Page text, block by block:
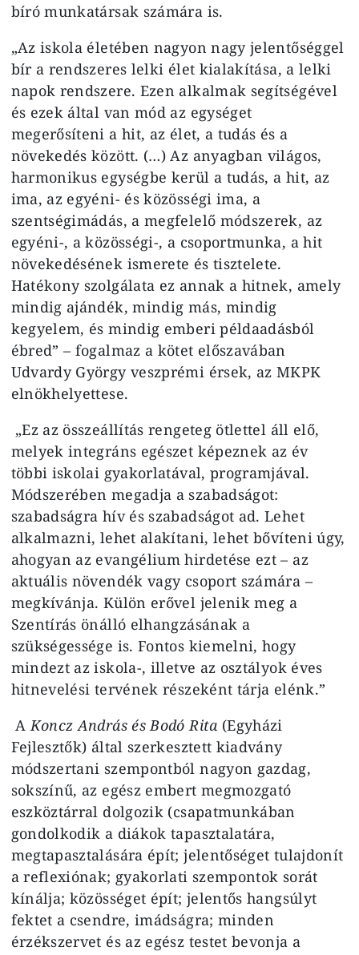
bíró munkatársak számára is.
„Az iskola életében nagyon nagy jelentőséggel
bír a rendszeres lelki élet kialakítása, a lelki
napok rendszere. Ezen alkalmak segítségével
és ezek által van mód az egységet
megerősíteni a hit, az élet, a tudás és a
növekedés között. (…) Az anyagban világos,
harmonikus egységbe kerül a tudás, a hit, az
ima, az egyéni- és közösségi ima, a
szentségimádás, a megfelelő módszerek, az
egyéni-, a közösségi-, a csoportmunka, a hit
növekedésének ismerete és tisztelete.
Hatékony szolgálata ez annak a hitnek, amely
mindig ajándék, mindig más, mindig
kegyelem, és mindig emberi példaadásból
ébred” – fogalmaz a kötet előszavában
Udvardy György veszprémi érsek, az MKPK
elnökhelyettese.
„Ez az összeállítás rengeteg ötlettel áll elő,
melyek integráns egészet képeznek az év
többi iskolai gyakorlatával, programjával.
Módszerében megadja a szabadságot:
szabadságra hív és szabadságot ad. Lehet
alkalmazni, lehet alakítani, lehet bővíteni úgy,
ahogyan az evangélium hirdetése ezt – az
aktuális növendék vagy csoport számára –
megkívánja. Külön erővel jelenik meg a
Szentírás önálló elhangzásának a
szükségessége is. Fontos kiemelni, hogy
mindezt az iskola-, illetve az osztályok éves
hitnevelési tervének részeként tárja elénk.”
A Koncz András és Bodó Rita (Egyházi
Fejlesztők) által szerkesztett kiadvány
módszertani szempontból nagyon gazdag,
sokszínű, az egész embert megmozgató
eszköztárral dolgozik (csapatmunkában
gondolkodik a diákok tapasztalatára,
megtapasztalására épít; jelentőséget tulajdonít
a reflexiónak; gyakorlati szempontok sorát
kínálja; közösséget épít; jelentős hangsúlyt
fektet a csendre, imádságra; minden
érzékszervet és az egész testet bevonja a